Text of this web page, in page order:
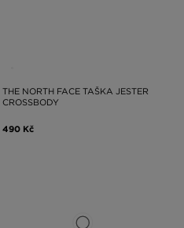
THE NORTH FACE TAŠKA JESTER
CROSSBODY
490 Kč